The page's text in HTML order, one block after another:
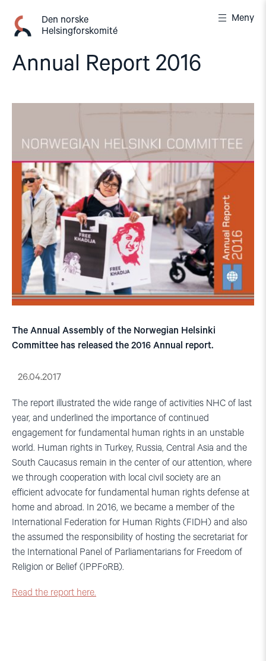
innhold
Den norske
Helsingforskomité
Meny
Annual Report 2016
The Annual Assembly of the Norwegian Helsinki
Committee has released the 2016 Annual report.
26.04.2017
The report illustrated the wide range of activities NHC of last
year, and underlined the importance of continued
engagement for fundamental human rights in an unstable
world. Human rights in Turkey, Russia, Central Asia and the
South Caucasus remain in the center of our attention, where
we through cooperation with local civil society are an
efficient advocate for fundamental human rights defense at
home and abroad. In 2016, we became a member of the
International Federation for Human Rights (FIDH) and also
the assumed the responsibility of hosting the secretariat for
the International Panel of Parliamentarians for Freedom of
Religion or Belief (IPPFoRB).
Read the report here.